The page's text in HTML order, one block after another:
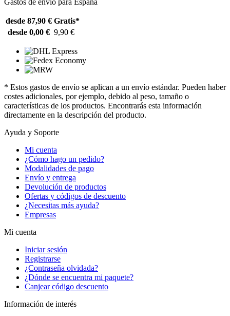
desde 87,90 € Gratis*
desde 0,00 € 9,90 €
* Estos gastos de envío se aplican a un envío estándar. Pueden haber
costes adicionales, por ejemplo, debido al peso, tamaño o
características de los productos. Encontrarás esta información
directamente en la descripción del producto.
Ayuda y Soporte
Mi cuenta
¿Cómo hago un pedido?
Modalidades de pago
Envío y entrega
Devolución de productos
Ofertas y códigos de descuento
¿Necesitas más ayuda?
Empresas
Mi cuenta
Iniciar sesión
Registrarse
¿Contraseña olvidada?
¿Dónde se encuentra mi paquete?
Canjear código descuento
Información de interés